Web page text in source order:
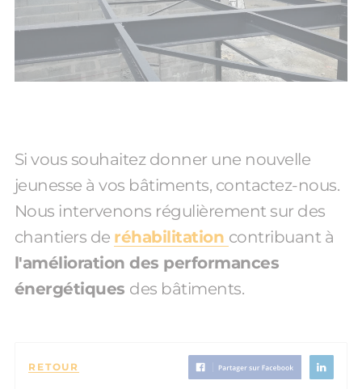
Si vous souhaitez donner une nouvelle
jeunesse à vos bâtiments, contactez-nous.
Nous intervenons régulièrement sur des
chantiers de réhabilitation contribuant à
l'amélioration des performances
énergétiques des bâtiments.
RETOUR